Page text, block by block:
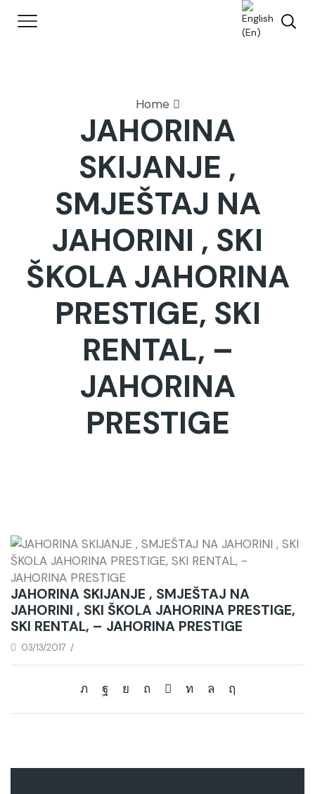
Home
JAHORINA
SKIJANJE ,
SMJEŠTAJ NA
JAHORINI , SKI
ŠKOLA JAHORINA
PRESTIGE, SKI
RENTAL, –
JAHORINA
PRESTIGE
JAHORINA SKIJANJE , SMJEŠTAJ NA
JAHORINI , SKI ŠKOLA JAHORINA PRESTIGE,
SKI RENTAL, – JAHORINA PRESTIGE
03/13/2017 /